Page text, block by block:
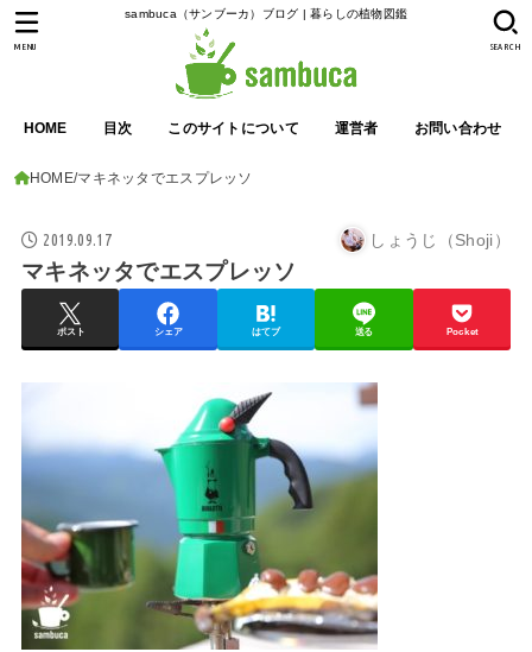
sambuca（サンブーカ）ブログ | 暮らしの植物図鑑
HOME 目次 このサイトについて 運営者 お問い合わせ
SEARCH
MENU
HOME マキネッタでエスプレッソ
2019.09.17 しょうじ（Shoji）
マキネッタでエスプレッソ
ポスト シェア はてブ 送る Pocket